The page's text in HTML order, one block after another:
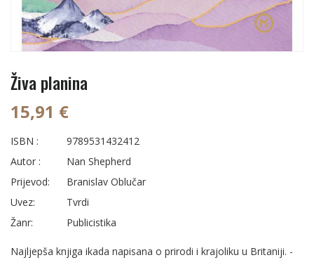
Živa planina
15,91 €
ISBN :
9789531432412
Autor :
Nan Shepherd
Prijevod:
Branislav Oblučar
Uvez:
Tvrdi
Žanr:
Publicistika
Najljepša knjiga ikada napisana o prirodi i krajoliku u Britaniji. -